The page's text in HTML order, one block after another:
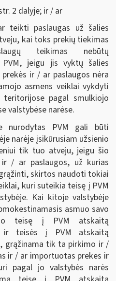
2 dalyje; ir / ar
paslaugas už šalies
kai toks prekių tiekimas
teikimas nebūtų
PVM, jeigu jis vyktų šalies
ir / ar paslaugos nėra
asmens veiklai vykdyti
pagal smulkiojo
valstybėse narėse.
nurodytas PVM gali būti
narėje įsikūrusiam užsienio
tik tuo atveju, jeigu šio
/ ar paslaugos, už kurias
skirtos naudoti tokiai
kuri suteikia teisę į PVM
Kai kitoje valstybėje
asmuo savo
teisę į PVM atskaitą
ir teisės į PVM atskaitą
grąžinama tik ta pirkimo ir /
ir / ar importuotas prekes ir
pagal jo valstybės narės